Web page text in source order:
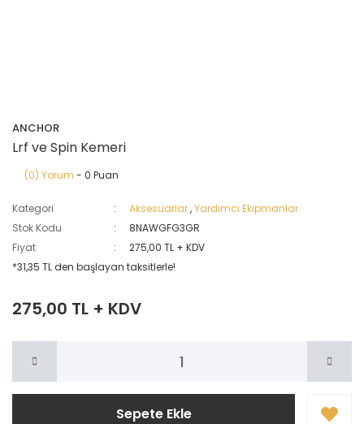
ANCHOR
Lrf ve Spin Kemeri
(0) Yorum - 0 Puan
Kategori Aksesuarlar,Yardımcı Ekipmanlar
Stok Kodu
8NAWGFG3GR
Fiyat
275,00 TL + KDV
*31,35 TL den başlayan taksitlerle!
275,00 TL + KDV
Sepete Ekle